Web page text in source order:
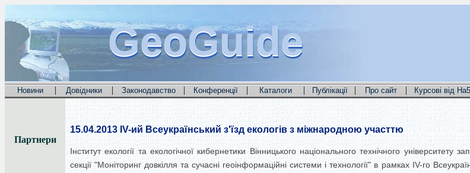
GeoGuide
GeoGuide
GeoGuide
Новини | Довідники | Законодавство | Конференції | Каталоги | Публікації | Про сайт | Курсові від
Партнери
15.04.2013 IV-ий Всеукраїнський з'їзд екологів з міжнародною участтю
Інститут екології та екологічної кибернетики Вінницького національного технічного
секції "Моніторинг довкілля та сучасні геоінформаційні системи і технології" в рамках IV-го